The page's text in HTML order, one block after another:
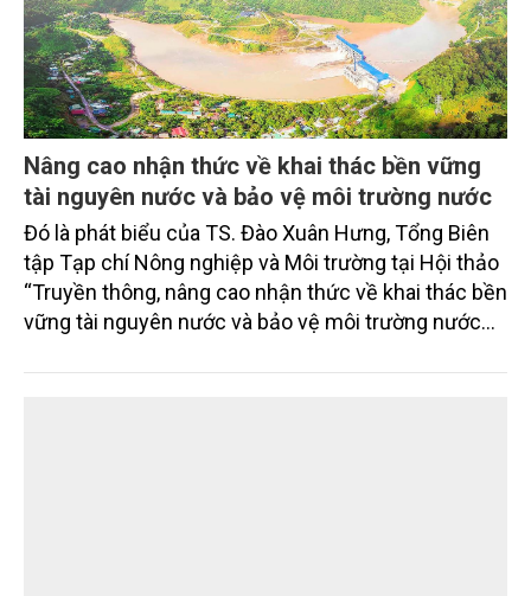
Nâng cao nhận thức về khai thác bền vững
tài nguyên nước và bảo vệ môi trường nước
Đó là phát biểu của TS. Đào Xuân Hưng, Tổng Biên
tập Tạp chí Nông nghiệp và Môi trường tại Hội thảo
“Truyền thông, nâng cao nhận thức về khai thác bền
vững tài nguyên nước và bảo vệ môi trường nước
trường phối hợp với Sở Nông nghiệp và Môi trường